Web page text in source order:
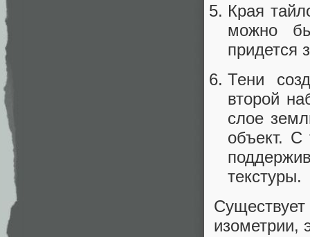
Края
можно
придется
Тени
второй
слое
объект.
текстуры.
изометрии,